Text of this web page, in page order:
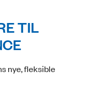
TIL
nye, fleksible